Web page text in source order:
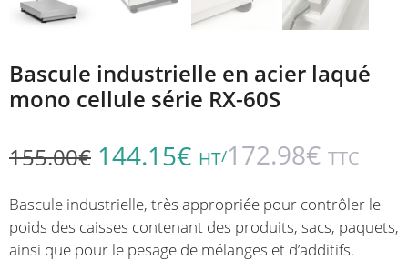
Bascule industrielle en acier laqué
mono cellule série RX-60S
155.00€ 144.15€ HT/172.98€ TTC
Bascule industrielle, très appropriée pour contrôler le
poids des caisses contenant des produits, sacs, paquets,
ainsi que pour le pesage de mélanges et d’additifs.